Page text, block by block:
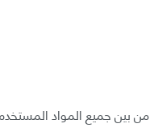
من بين جميع المواد